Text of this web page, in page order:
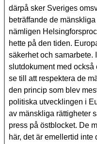
därpå sker Sveriges
beträffande de
nämligen
hette på den tiden.
säkerhet och samarbete.
slutdokument med också
se till att respektera de
den princip som blev
politiska utvecklingen i
av mänskliga rättigheter
press på östblocket. De
här, det är emellertid